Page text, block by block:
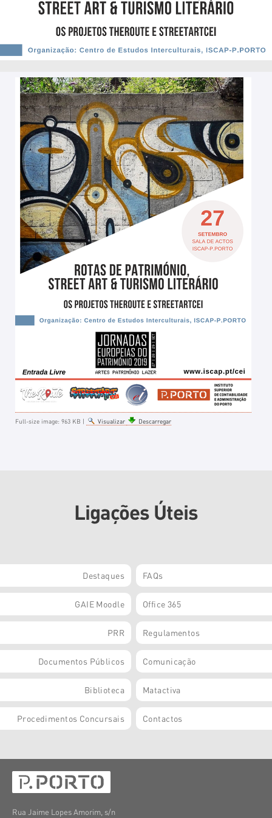
Full-size image: 963 KB | Visualizar Descarregar
Ligações Úteis
Destaques FAQs
GAIE Moodle Office 365
PRR Regulamentos
Documentos Públicos Comunicação
Biblioteca Matactiva
Procedimentos Concursais Contactos
Rua Jaime Lopes Amorim, s/n